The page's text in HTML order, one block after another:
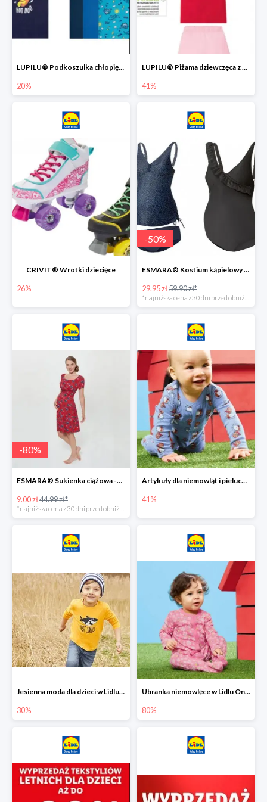
LUPILU® Podkoszulka chłopięca z bawełny -20%
20%
LUPILU® Piżama dziewczęca z bawełny -41%
41%
CRIVIT® Wrotki dziecięce
26%
-50%
ESMARA® Kostium kąpielowy ciążowy lub tankini ciążowe -50%
29.95 zł59.90 zł*
-80%
ESMARA® Sukienka ciążowa -79%
9.00 zł44.99 zł*
Artykuły dla niemowląt i pieluchy w Lidlu Online do -41%
41%
Jesienna moda dla dzieci w Lidlu Online do -30%
30%
Ubranka niemowlęce w Lidlu Online do -80%
80%